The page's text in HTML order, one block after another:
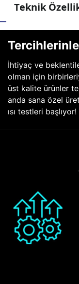
Teknik
İhtiyaç ve
olman için
üst kalite ürünler
anda sana özel
ısı testleri başlıyor!